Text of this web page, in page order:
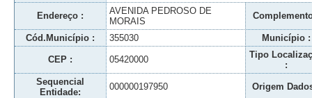
Endereço :
AVENIDA PEDROSO DE
MORAIS
Cód.Município : 355030 Município :
CEP : 05420000
Tipo
:
Sequencial
Entidade:
000000197950 Origem